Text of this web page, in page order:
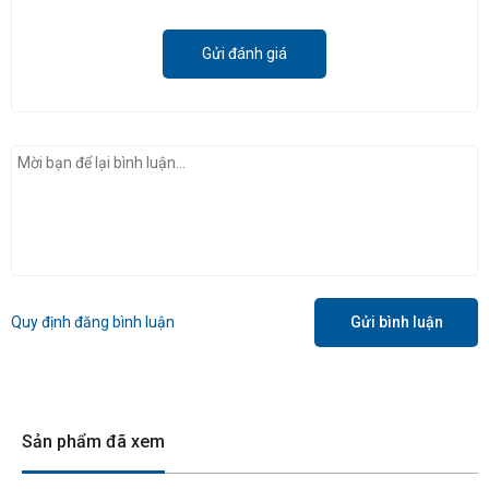
lý thiết kế bên ngoài của người tiền
nhiệm của nó, với một lớp vỏ kim loại,
Gửi đánh giá
Quy định đăng bình luận Gửi bình luận
Sản phẩm đã xem